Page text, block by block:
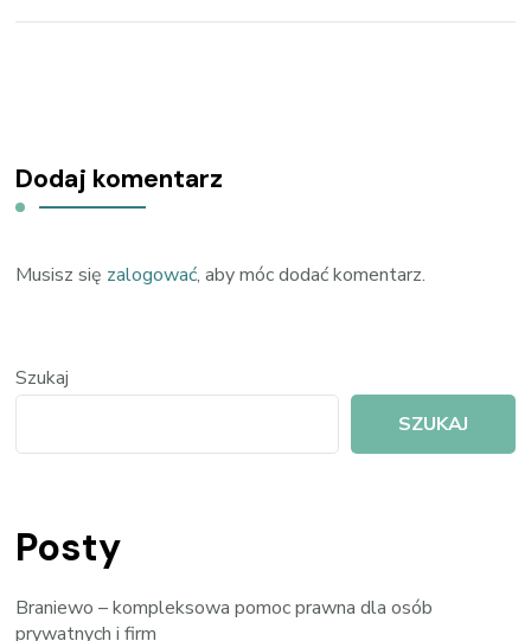
Dodaj komentarz
Musisz się zalogować, aby móc dodać komentarz.
Szukaj
SZUKAJ
Posty
Braniewo – kompleksowa pomoc prawna dla osób
prywatnych i firm